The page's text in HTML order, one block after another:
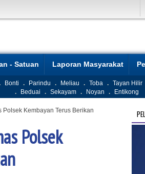
- Satuan Laporan Masyarakat
Bonti . Parindu . Meliau . Toba . Tayan Hilir
.
Beduai . Sekayam . Noyan . Entikong
Kembayan Terus Berikan
Polsek